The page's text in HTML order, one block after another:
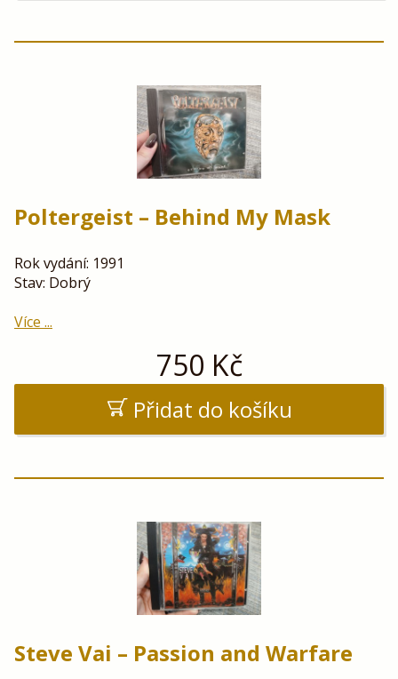
Poltergeist – Behind My Mask
Rok vydání: 1991
Stav: Dobrý
Více ...
750 Kč
Přidat do košíku
Steve Vai – Passion and Warfare